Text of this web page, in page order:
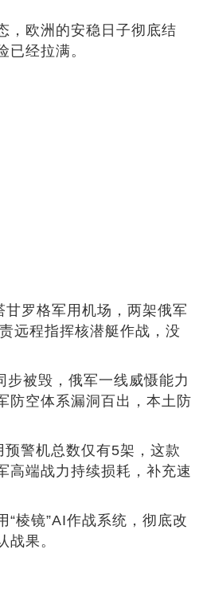
，欧洲的安稳日子彻底结
经拉满。
罗格军用机场，两架俄军
远程指挥核潜艇作战，没
步被毁，俄军一线威慑能力
防空体系漏洞百出，本土防
警机总数仅有5架，这款
高端战力持续损耗，补充速
棱镜”AI作战系统，彻底改
果。